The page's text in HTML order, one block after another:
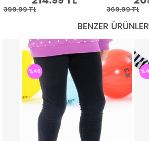
BENZER ÜRÜNLER
%47